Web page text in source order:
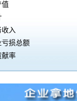
值
收入
亏损总额
献率